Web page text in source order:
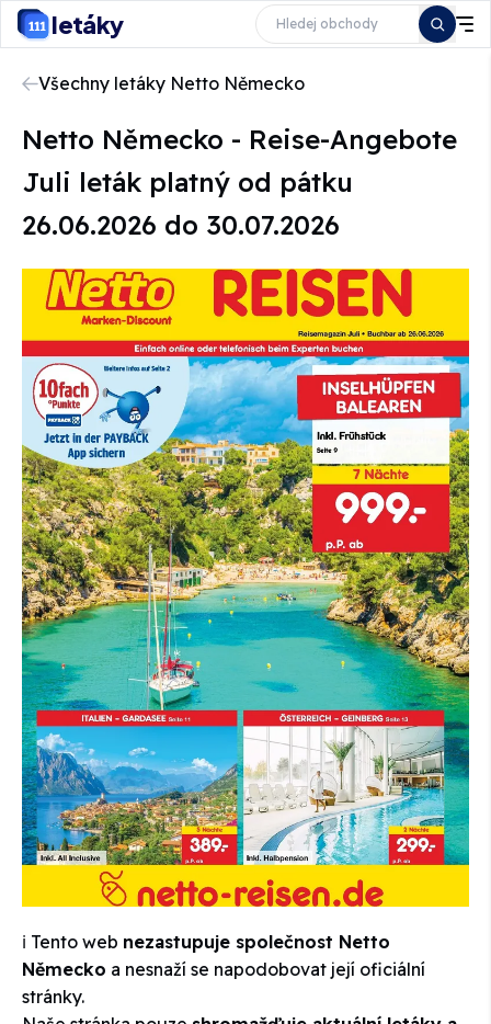
letáky
Všechny letáky Netto Německo
Netto Německo - Reise-Angebote
Juli leták platný od pátku
26.06.2026 do 30.07.2026
ℹ️ Tento web nezastupuje společnost Netto
Německo a nesnaží se napodobovat její oficiální
stránky.